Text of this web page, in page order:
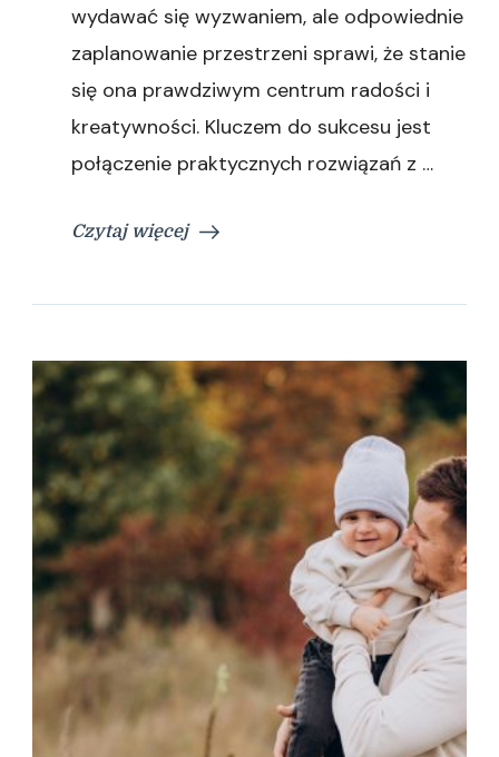
wydawać się wyzwaniem, ale odpowiednie
zaplanowanie przestrzeni sprawi, że stanie
się ona prawdziwym centrum radości i
kreatywności. Kluczem do sukcesu jest
połączenie praktycznych rozwiązań z …
Czytaj więcej